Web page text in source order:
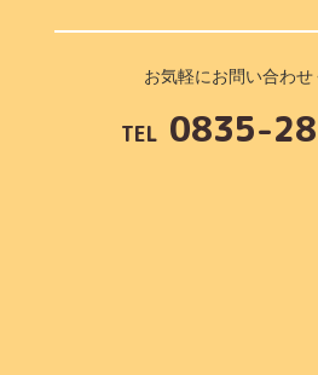
お気軽にお問い合わせ
TEL 0835-